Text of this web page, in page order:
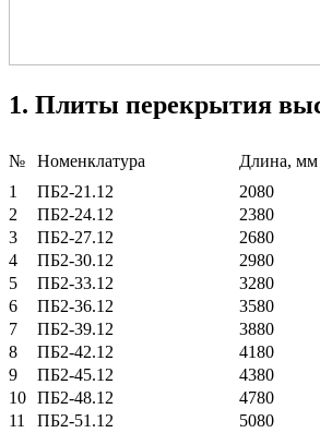
1. Плиты перекрытия
№ Номенклатура Длина, мм
1
ПБ2-21.12 2080
2
ПБ2-24.12 2380
3
ПБ2-27.12 2680
4
ПБ2-30.12 2980
5
ПБ2-33.12 3280
6
ПБ2-36.12 3580
7
ПБ2-39.12 3880
8
ПБ2-42.12 4180
9
ПБ2-45.12 4380
10 ПБ2-48.12 4780
11
ПБ2-51.12 5080